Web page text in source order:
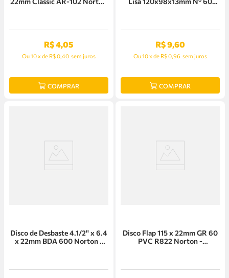
R$4,05
Ou10xde R$ 0,40 sem juros
COMPRAR
R$9,60
Ou10xde R$ 0,96 sem juros
COMPRAR
Disco de Desbaste 4.1/2'' x 6.4
x 22mm BDA 600 Norton -
Disco Flap 115 x 22mm GR 60
PVC R822 Norton -